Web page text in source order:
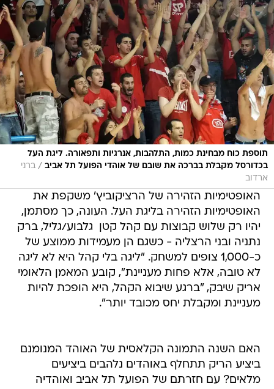
תוספת כוח מבחינת כמות, התלהבות, אנרגיות ותפאורה. ליגת העל
בכדורסל מקבלת בברכה את שובם של אוהדי הפועל תל אביב / ברני
ארדוב
האופטימיות הזהירה של הרציקוביץ' משקפת את
האופטימיות הזהירה בליגת העל. העונה, כך מסתמן,
יהיו רק שלוש קבוצות עם קהל קטן  גלבוע/גליל, ברק
נתניה ובני הרצליה - כשגם הן מעמידות ממוצע של
כ-1,000 צופים למשחק. "ליגה בלי קהל היא לא ליגה
לא טובה, אלא פחות מעניינת", קובע המאמן הלאומי
אריק שיבק, "ברגע שיבוא הקהל, היא הופכת להיות
מעניינת ומקבלת יחס מכובד יותר".
האם השנה התמונה הקלאסית של האוהד המנומנם
ביציע הריק תתחלף באוהדים נלהבים ביציעים
מלאים? עם חזרתם של הפועל תל אביב ואוהדיה